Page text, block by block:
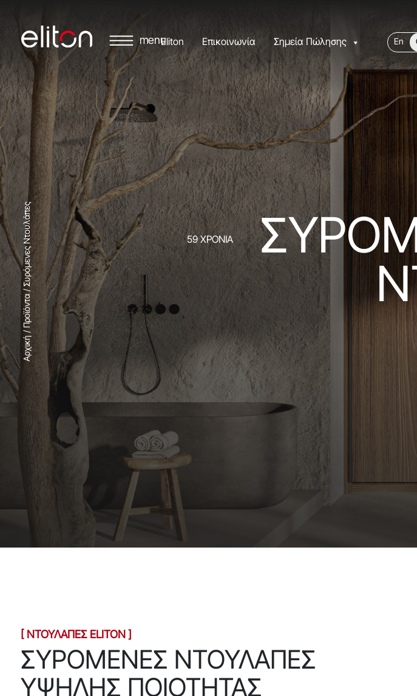
Eliton Επικοινωνία Σημεία Πώλησης En
59 ΧΡΟΝΙΑ
Αρχική
/
Προϊόντα
/
Συρόμενες Ντουλάπες
[ ΝΤΟΥΛΑΠΕΣ ELITON ]
ΣΥΡΟΜΕΝΕΣ ΝΤΟΥΛΑΠΕΣ
ΥΨΗΛΗΣ ΠΟΙΟΤΗΤΑΣ